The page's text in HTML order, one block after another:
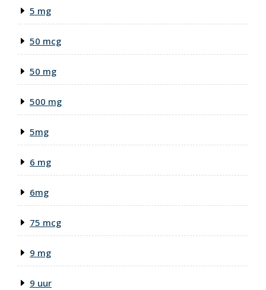
5 mg
50 mcg
50 mg
500 mg
5mg
6 mg
6mg
75 mcg
9 mg
9 uur